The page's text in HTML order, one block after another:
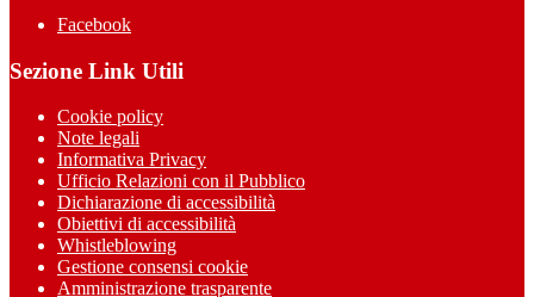
Facebook
Sezione Link Utili
Cookie policy
Note legali
Informativa Privacy
Ufficio Relazioni con il Pubblico
Dichiarazione di accessibilità
Obiettivi di accessibilità
Whistleblowing
Gestione consensi cookie
Amministrazione trasparente